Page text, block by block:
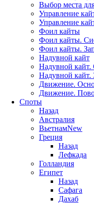
Выбор места
Управление
Управление
Фоил кайты
Фоил кайты.
Фоил кайты.
Надувной кайт
Надувной кайт.
Надувной кайт.
Движение.
Движение.
Споты
Назад
Австралия
ВьетнамNew
Греция
Назад
Лефкада
Голландия
Египет
Назад
Сафага
Дахаб